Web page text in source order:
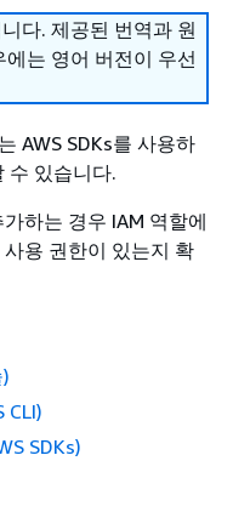
다. 제공된 번역과 원
는 영어 버전이 우선
AWS SDKs를 사용하
수 있습니다.
하는 경우 IAM 역할에
용 권한이 있는지 확
CLI)
SDKs)